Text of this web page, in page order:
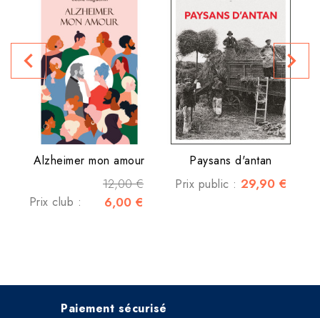
Alzheimer mon amour
12,00 €
Prix club : 6,00 €
Paysans d'antan
Prix public : 29,90 €
navigate_before navigate_next
Paiement sécurisé